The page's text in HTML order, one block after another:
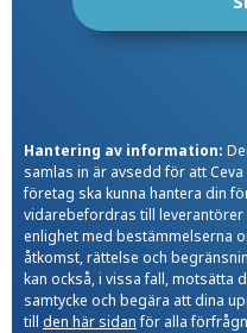
Hantering av information:
samlas in är avsedd för att
företag ska kunna hantera din
vidarebefordras till leverantörer
enlighet med bestämmelserna
åtkomst, rättelse och
kan också, i vissa fall, motsätta
samtycke och begära att dina
till den här sidanför alla